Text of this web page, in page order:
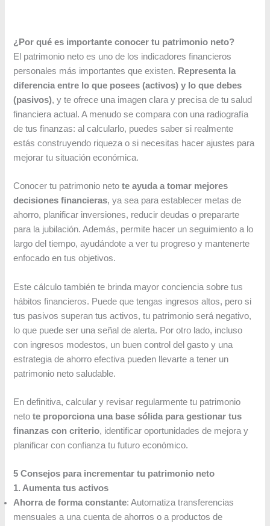
¿Por qué es importante conocer tu patrimonio neto?
El patrimonio neto es uno de los indicadores financieros
personales más importantes que existen. Representa la
diferencia entre lo que posees (activos) y lo que debes
(pasivos), y te ofrece una imagen clara y precisa de tu salud
financiera actual. A menudo se compara con una radiografía
de tus finanzas: al calcularlo, puedes saber si realmente
estás construyendo riqueza o si necesitas hacer ajustes para
mejorar tu situación económica.
Conocer tu patrimonio netote ayuda a tomar mejores
decisiones financieras, ya sea para establecer metas de
ahorro, planificar inversiones, reducir deudas o prepararte
para la jubilación. Además, permite hacer un seguimiento a lo
largo del tiempo, ayudándote a ver tu progreso y mantenerte
enfocado en tus objetivos.
Este cálculo también te brinda mayor conciencia sobre tus
hábitos financieros. Puede que tengas ingresos altos, pero si
tus pasivos superan tus activos, tu patrimonio será negativo,
lo que puede ser una señal de alerta. Por otro lado, incluso
con ingresos modestos, un buen control del gasto y una
estrategia de ahorro efectiva pueden llevarte a tener un
patrimonio neto saludable.
En definitiva, calcular y revisar regularmente tu patrimonio
netote proporciona una base sólida para gestionar tus
finanzas con criterio, identificar oportunidades de mejora y
planificar con confianza tu futuro económico.
5 Consejos para incrementar tu patrimonio neto
1. Aumenta tus activos
Ahorra de forma constante: Automatiza transferencias
mensuales a una cuenta de ahorros o a productos de